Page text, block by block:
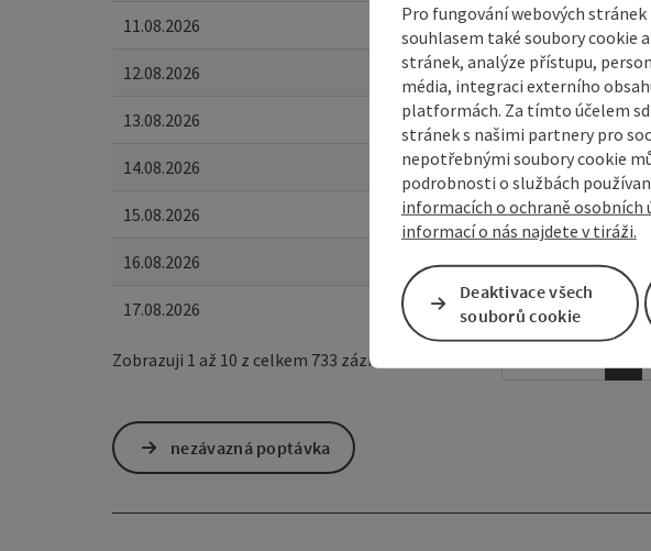
11.08.2026 11.08.2026
12.08.2026 12.08.2026
13.08.2026 13.08.2026
14.08.2026 14.08.2026
15.08.2026 15.08.2026
16.08.2026 16.08.2026
17.08.2026 17.08.2026
Zobrazuji 1 až 10 z celkem 733 záznamů
nezávazná poptávka
Pro fungování webových
souhlasem také soubory cookie
stránek, analýze přístupu,
média, integraci externího
platformách. Za tímto účelem
stránek s našimi partnery pro
nepotřebnými soubory cookie
podrobnosti o službách
informacích o ochraně osobních
informací o nás najdete v tiráži.
Deaktivace všech
souborů cookie